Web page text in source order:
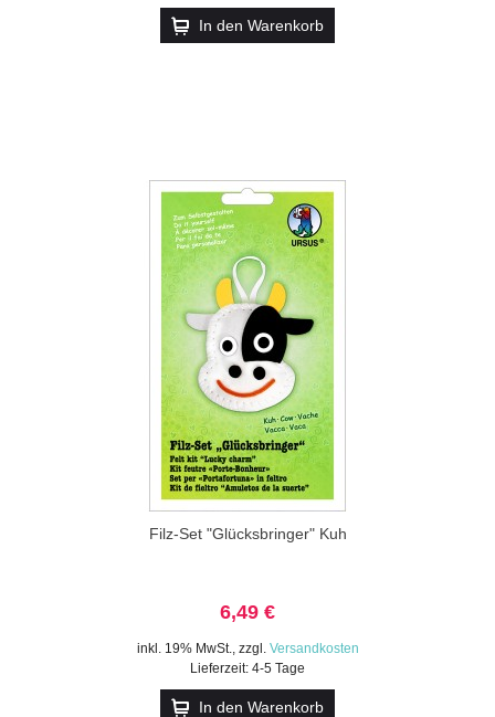
In den Warenkorb
Filz-Set "Glücksbringer" Kuh
6,49 €
inkl. 19% MwSt., zzgl. Versandkosten
Lieferzeit: 4-5 Tage
In den Warenkorb